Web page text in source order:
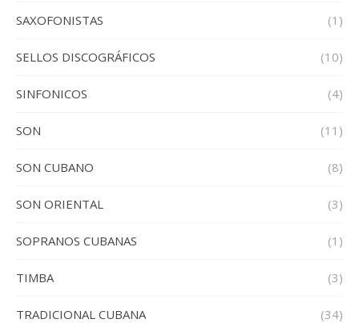
SAXOFONISTAS (1)
SELLOS DISCOGRÁFICOS (10)
SINFONICOS (4)
SON (11)
SON CUBANO (8)
SON ORIENTAL (3)
SOPRANOS CUBANAS (1)
TIMBA (3)
TRADICIONAL CUBANA (34)